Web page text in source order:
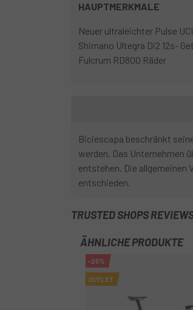
HAUPTMERKMALE
Neuer ultraleichter Pulse
Shimano Ultegra Di2 12s-
Fulcrum RD800 Räder
Biciescapa beschränkt
werden. Das Unternehmen
entstehen. Die allgemeinen
entschieden.
TRUSTED SHOPS
ÄHNLICHE PRODUKTE
-25%
OUTLET